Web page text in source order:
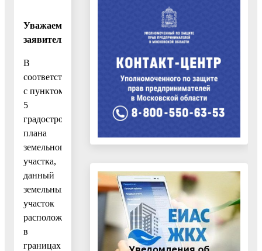
Уважаемый
заявитель!
В
соответствии
с пунктом
5
градостроительного
плана
земельного
участка,
данный
земельный
участок
расположен
в
границах